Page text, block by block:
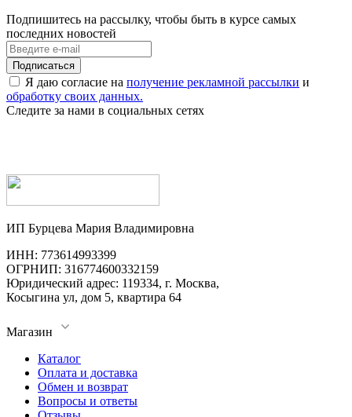
Подпишитесь на рассылку, чтобы быть в курсе самых
последних новостей
Я даю согласие на получение рекламной рассылки и
обработку своих данных.
Следите за нами в социальных сетях
ИП Бурцева Мария Владимировна
ИНН: 773614993399
ОГРНИП: 316774600332159
Юридический адрес: 119334, г. Москва,
Косыгина ул, дом 5, квартира 64
Магазин
Каталог
Оплата и доставка
Обмен и возврат
Вопросы и ответы